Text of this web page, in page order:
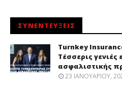
ΣΥΝΕΝΤΕΥΞΕΙΣ
Turnkey
Τέσσερις
ασφαλιστικής
23 ΙΑΝΟΥΑΡΊΟΥ,